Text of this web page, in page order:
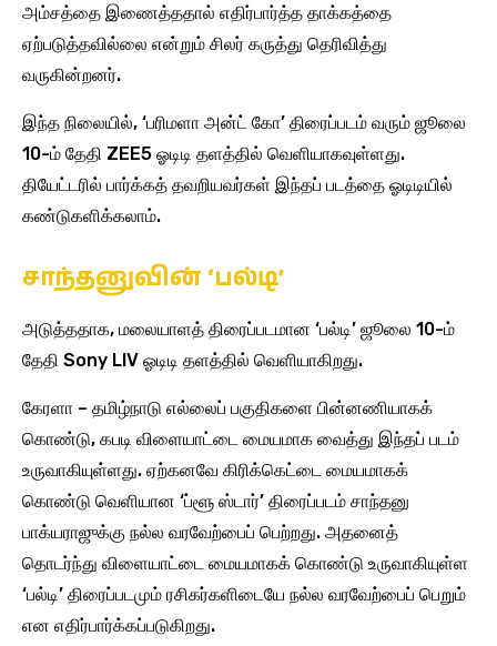
அம்சத்தை இணைத்ததால் எதிர்பார்த்த தாக்கத்தை
ஏற்படுத்தவில்லை என்றும் சிலர் கருத்து தெரிவித்து
வருகின்றனர்.
இந்த நிலையில், ‘பரிமளா அன்ட் கோ’ திரைப்படம் வரும் ஜூலை
10-ம் தேதி ZEE5 ஓடிடி தளத்தில் வெளியாகவுள்ளது.
தியேட்டரில் பார்க்கத் தவறியவர்கள் இந்தப் படத்தை ஓடிடியில்
கண்டுகளிக்கலாம்.
சாந்தனுவின் ‘பல்டி’
அடுத்ததாக, மலையாளத் திரைப்படமான ‘பல்டி’ ஜூலை 10-ம்
தேதி Sony LIV ஓடிடி தளத்தில் வெளியாகிறது.
கேரளா – தமிழ்நாடு எல்லைப் பகுதிகளை பின்னணியாகக்
கொண்டு, கபடி விளையாட்டை மையமாக வைத்து இந்தப் படம்
உருவாகியுள்ளது. ஏற்கனவே கிரிக்கெட்டை மையமாகக்
கொண்டு வெளியான ‘ப்ளூ ஸ்டார்’ திரைப்படம் சாந்தனு
பாக்யராஜுக்கு நல்ல வரவேற்பைப் பெற்றது. அதனைத்
தொடர்ந்து விளையாட்டை மையமாகக் கொண்டு உருவாகியுள்ள
‘பல்டி’ திரைப்படமும் ரசிகர்களிடையே நல்ல வரவேற்பைப் பெறும்
என எதிர்பார்க்கப்படுகிறது.